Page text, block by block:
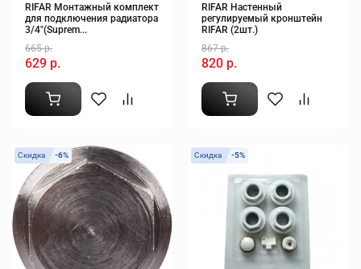
RIFAR Монтажный комплект
для подключения радиатора
3/4"(Suprem...
665 р.
629 р.
RIFAR Настенный
регулируемый кронштейн
RIFAR (2шт.)
867 р.
820 р.
Скидка -6% Скидка -5%